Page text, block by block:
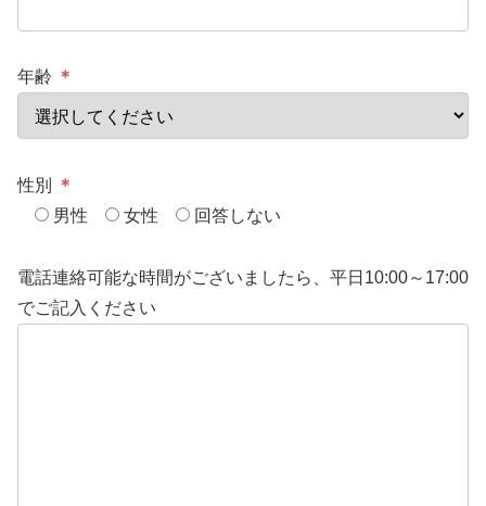
年齢 ＊
性別
＊
男性
女性 回答しない
電話連絡可能な時間がございましたら、平日10:00～17:00
でご記入ください